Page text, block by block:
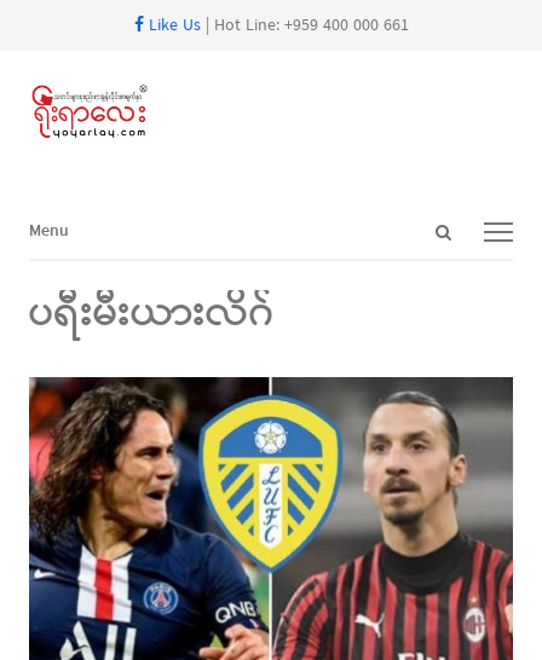
Like Us| Hot Line: +959 400 000 661
Open
Menu
Menu
ပရီးမီးယားလိဂ်